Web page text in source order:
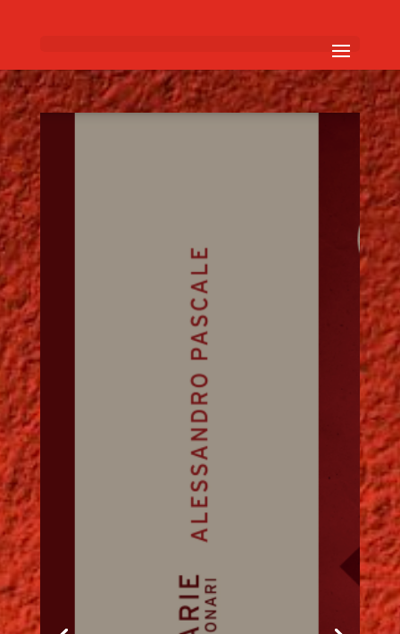
COMUNI
SMO O
BARBARI
E
Comunismo o barbarie. Un
manuale per ribelli rivoluzionari
(L’AntiDiplomatico, dicembre